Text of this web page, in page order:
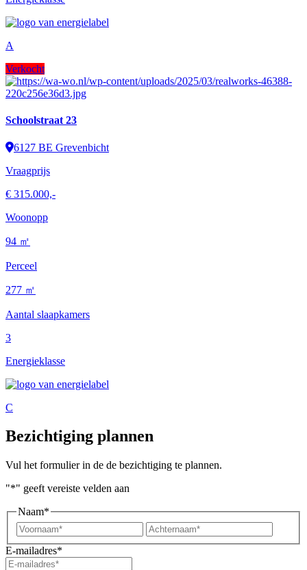
A
Verkocht
Schoolstraat 23
6127 BE Grevenbicht
Vraagprijs
€ 315.000,-
Woonopp
94 ㎡
Perceel
277 ㎡
Aantal slaapkamers
3
Energieklasse
C
Bezichtiging plannen
Vul het formulier in de de bezichtiging te plannen.
"*" geeft vereiste velden aan
Naam*
Voornaam*
E-mailadres*